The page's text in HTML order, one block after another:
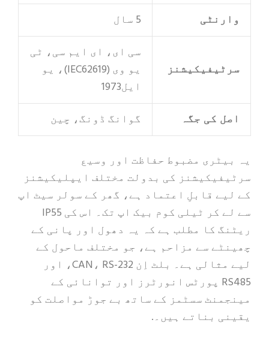
وارنٹی
5 سال
سرٹیفیکیشنز
سی ای، ای ایم سی، ٹی
یو وی (IEC62619)، یو
ایل1973
اصل کی جگہ
گوانگ ڈونگ، چین
یہ بیٹری مضبوط حفاظت اور وسیع
سرٹیفیکیشنز کی بدولت مختلف ایپلیکیشنز
کے لیے قابلِ اعتماد ہے، گھر کے سولر سیٹ اپ
سے لے کر ٹیلی کوم بیک اپ تک۔ اس کی IP55
ریٹنگ کا مطلب ہے کہ یہ دھول اور پانی کے
چھینٹے سے مزاحم ہے، جو مختلف ماحول کے
لیے مثالی ہے۔ بلٹ اِن CAN، RS-232، اور
RS485 پورٹس انورٹرز اور توانائی کے
مینجمنٹ سسٹمز کے ساتھ بے جوڑ مواصلت کو
یقینی بناتے ہیں۔.